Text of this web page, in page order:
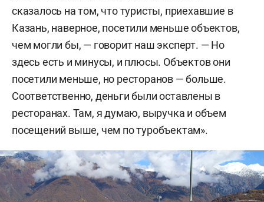
сказалось на том, что туристы, приехавшие в
Казань, наверное, посетили меньше объектов,
чем могли бы, — говорит наш эксперт. — Но
здесь есть и минусы, и плюсы. Объектов они
посетили меньше, но ресторанов — больше.
Соответственно, деньги были оставлены в
ресторанах. Там, я думаю, выручка и объем
посещений выше, чем по туробъектам».